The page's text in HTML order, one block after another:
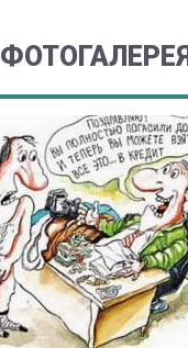
ФОТОГАЛЕРЕЯ